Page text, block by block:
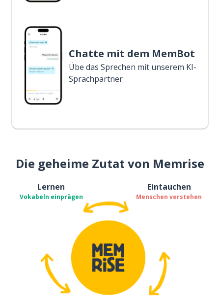
Chatte mit dem MemBot
Übe das Sprechen mit unserem KI-
Sprachpartner
Die geheime Zutat von Memrise
Lernen
Vokabeln einprägen
Eintauchen
Menschen verstehen